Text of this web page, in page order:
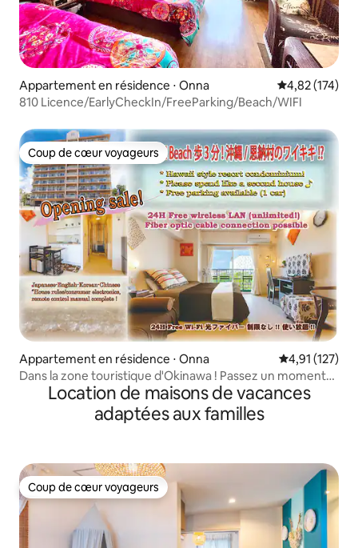
Appartement en résidence ⋅ Onna Évaluation
4,82 (174)
810 Licence/EarlyCheckIn/FreeParking/Beach/WIFI
Coup de cœur voyageurs
Coup de cœur voyageurs
Appartement en résidence ⋅ Onna Évaluation
4,91 (127)
Dans la zone touristique d'Okinawa ! Passez un moment
de détente ! * Condominium de style hawaïen * À 7
minutes de l'IC et à 3 minutes à pied de la plage !
Location de maisons de vacances
adaptées aux familles
Coup de cœur voyageurs
Coup de cœur voyageurs